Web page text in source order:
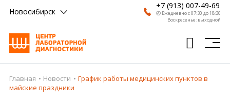
Новосибирск
+7 (913) 007-49-69
🕗 Ежедневно с 07:30 до 18:30
Воскресенье: выходной
Главная
Главная Новости
График работы медицинских пунктов в
майские праздники